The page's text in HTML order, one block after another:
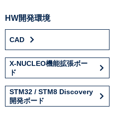
HW開発環境
CAD
X-NUCLEO機能拡張ボー
ド
STM32 / STM8 Discovery
開発ボード